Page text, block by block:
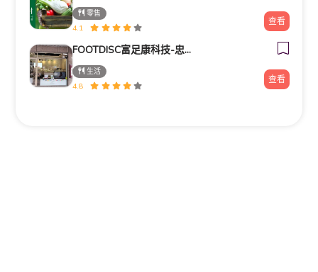
零售
4.1
查看
FOOTDISC富足康科技-忠孝直營門市
生活
4.8
查看